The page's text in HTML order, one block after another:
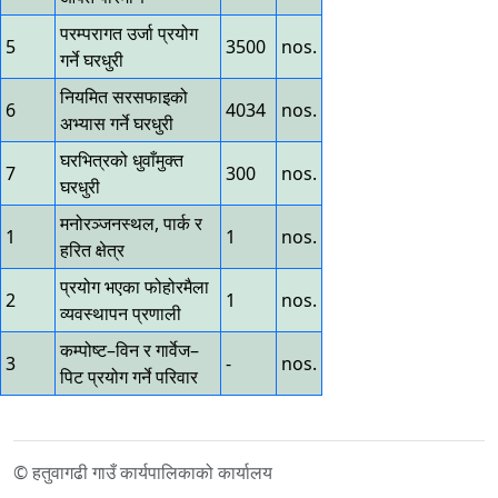
5
परम्परागत उर्जा प्रयोग
गर्ने घरधुरी
3500 nos.
6
नियमित सरसफाइको
अभ्यास गर्ने घरधुरी
4034 nos.
7
घरभित्रको धुवाँमुक्त
घरधुरी
300 nos.
1
मनोरञ्जनस्थल, पार्क र
हरित क्षेत्र
1 nos.
2
प्रयोग भएका फोहोरमैला
व्यवस्थापन प्रणाली
1 nos.
3
कम्पोष्ट–विन र गार्वेज–
पिट प्रयोग गर्ने परिवार
- nos.
© हतुवागढी गाउँ कार्यपालिकाको कार्यालय